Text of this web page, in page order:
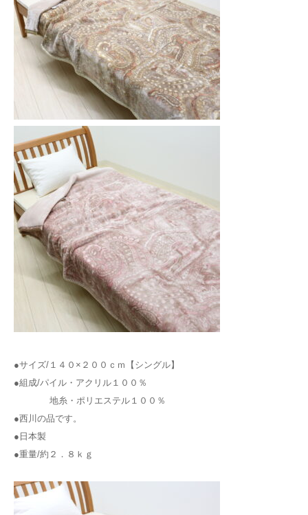
●サイズ/１４０×２００ｃｍ【シングル】
●組成/パイル・アクリル１００％
地糸・ポリエステル１００％
●西川の品です。
●日本製
●重量/約２．８ｋｇ